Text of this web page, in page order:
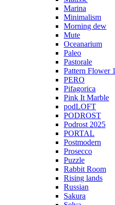
Marina
Minimalism
Morning dew
Mute
Oceanarium
Paleo
Pastorale
Pattern Flower 1
PERO
Pifagorica
Pink It Marble
podLOFT
PODROST
Podrost 2025
PORTAL
Postmodern
Prosecco
Puzzle
Rabbit Room
Rising lands
Russian
Sakura